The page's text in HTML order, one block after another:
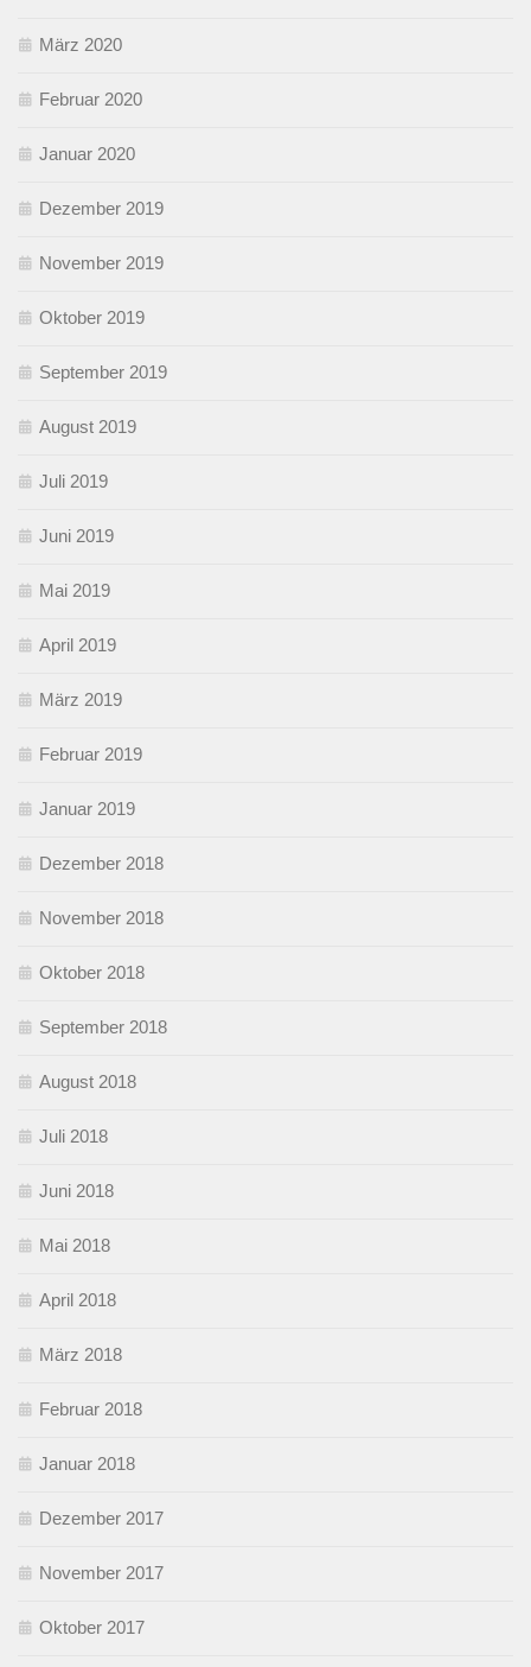
März 2020
Februar 2020
Januar 2020
Dezember 2019
November 2019
Oktober 2019
September 2019
August 2019
Juli 2019
Juni 2019
Mai 2019
April 2019
März 2019
Februar 2019
Januar 2019
Dezember 2018
November 2018
Oktober 2018
September 2018
August 2018
Juli 2018
Juni 2018
Mai 2018
April 2018
März 2018
Februar 2018
Januar 2018
Dezember 2017
November 2017
Oktober 2017